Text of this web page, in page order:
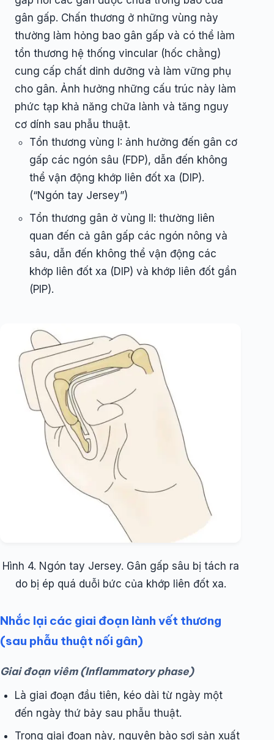
gân gấp. Chấn thương ở những vùng này
thường làm hỏng bao gân gấp và có thể làm
tổn thương hệ thống vincular (hốc chằng)
cung cấp chất dinh dưỡng và làm vững phụ
cho gân. Ảnh hưởng những cấu trúc này làm
phức tạp khả năng chữa lành và tăng nguy
cơ dính sau phẫu thuật.
Tổn thương vùng I: ảnh hưởng đến gân cơ
gấp các ngón sâu (FDP), dẫn đến không
thể vận động khớp liên đốt xa (DIP).
(“Ngón tay Jersey”)
Tổn thương gân ở vùng II: thường liên
quan đến cả gân gấp các ngón nông và
sâu, dẫn đến không thể vận động các
khớp liên đốt xa (DIP) và khớp liên đốt gần
(PIP).
Hình 4. Ngón tay Jersey. Gân gấp sâu bị tách ra
do bị ép quá duỗi bức của khớp liên đốt xa.
Nhắc lại các giai đoạn lành vết thương
(sau phẫu thuật nối gân)
Giai đoạn viêm (Inflammatory phase)
Là giai đoạn đầu tiên, kéo dài từ ngày một
đến ngày thứ bảy sau phẫu thuật.
Trong giai đoạn này, nguyên bào sợi sản xuất